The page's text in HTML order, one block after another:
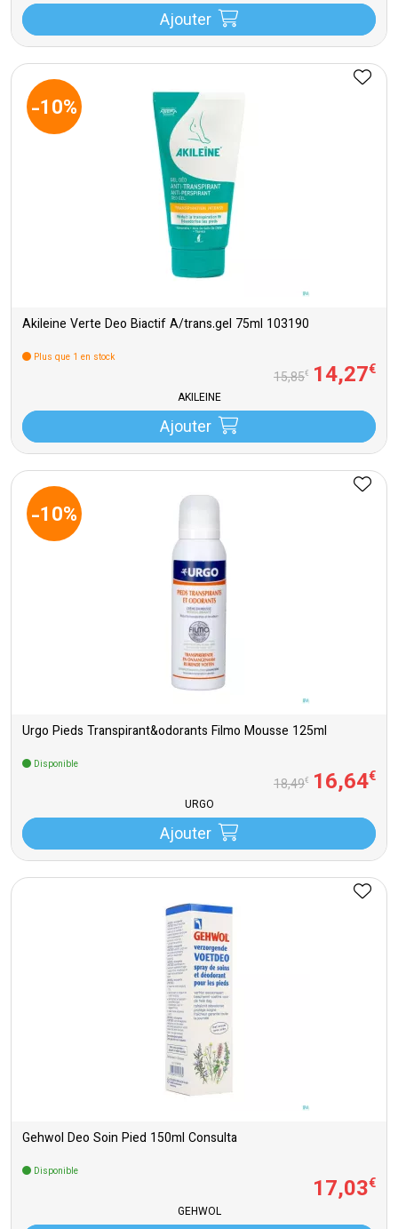
Ajouter
-10%
Akileine Verte Deo Biactif A/trans.gel 75ml 103190
Plus que 1 en stock
15,85€ 14,27€
AKILEINE
Ajouter
-10%
Urgo Pieds Transpirant&odorants Filmo Mousse 125ml
Disponible
18,49€ 16,64€
URGO
Ajouter
Gehwol Deo Soin Pied 150ml Consulta
Disponible
17,03€
GEHWOL